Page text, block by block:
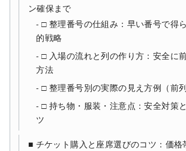
ン確保まで
□ 整理番号の仕組み：早い番号で得
的戦略
□ 入場の流れと列の作り方：安全に
方法
□ 整理番号別の実際の見え方例（前
□ 持ち物・服装・注意点：安全対策
ツ
■ チケット購入と座席選びのコツ：価格